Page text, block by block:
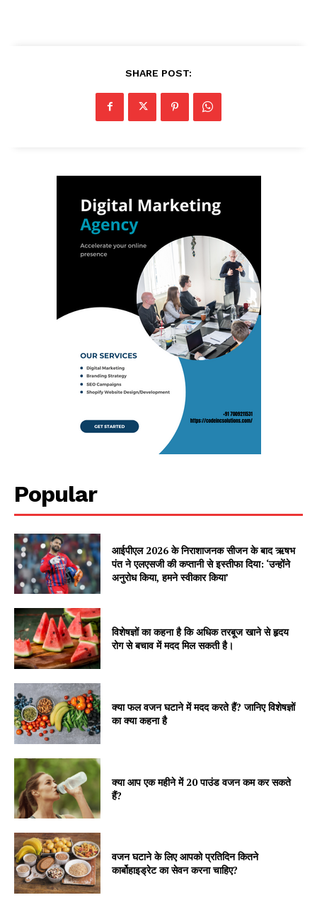
SHARE POST:
Popular
आईपीएल 2026 के निराशाजनक सीजन के बाद ऋषभ
पंत ने एलएसजी की कप्तानी से इस्तीफा दिया: ‘उन्होंने
अनुरोध किया, हमने स्वीकार किया’
विशेषज्ञों का कहना है कि अधिक तरबूज खाने से हृदय
रोग से बचाव में मदद मिल सकती है।
क्या फल वजन घटाने में मदद करते हैं? जानिए विशेषज्ञों
का क्या कहना है
क्या आप एक महीने में 20 पाउंड वजन कम कर सकते
हैं?
वजन घटाने के लिए आपको प्रतिदिन कितने
कार्बोहाइड्रेट का सेवन करना चाहिए?